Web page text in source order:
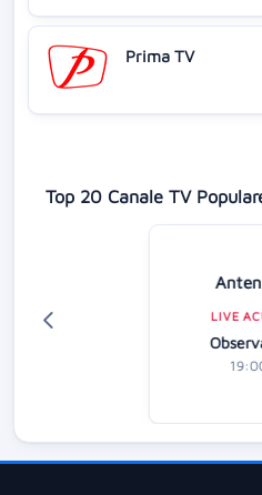
Prima TV
Top 20 Canale TV
LIVE